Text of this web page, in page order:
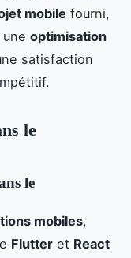
mobile fourni,
optimisation
satisfaction
le
le
mobiles,
Flutter et React